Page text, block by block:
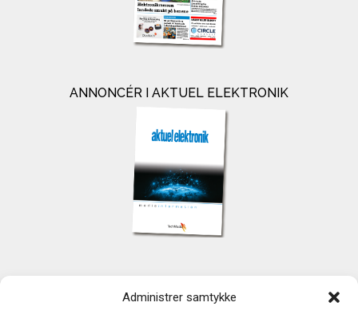
Administrer samtykke
ANNONCÉR I AKTUEL ELEKTRONIK
TechMedia A/S